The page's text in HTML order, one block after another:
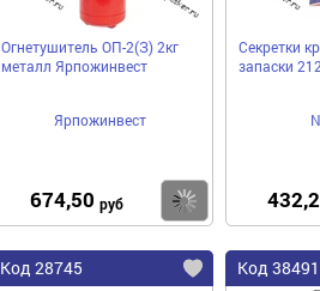
Купить
Огнетушитель ОП-2(З) 2кг
металл Ярпожинвест
Ярпожинвест
674,50 руб Купить
Секретки
запаски
Код 28745 Код 38491